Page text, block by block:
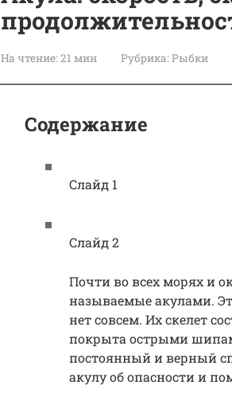
На чтение:21 мин Рубрика:Рыбки
Содержание
Слайд 1
Слайд 2
Почти во всех морях и
называемые акулами.
нет совсем. Их скелет
покрыта острыми
постоянный и верный
акулу об опасности и